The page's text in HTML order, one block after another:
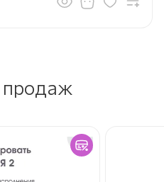
продаж